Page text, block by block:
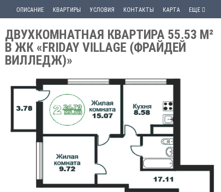
ОПИСАНИЕ КВАРТИРЫ УСЛОВИЯ КОНТАКТЫ КАРТА ЕЩЕ
ДВУХКОМНАТНАЯ КВАРТИРА 55.53 М²
В ЖК «FRIDAY VILLAGE (ФРАЙДЕЙ
ВИЛЛЕДЖ)»